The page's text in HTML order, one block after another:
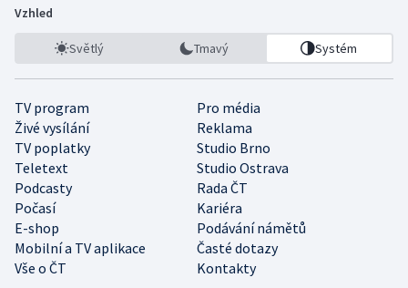
Vzhled
Světlý Tmavý Systém
TV program
Pro média
Živé vysílání
Reklama
TV poplatky
Studio Brno
Teletext
Studio Ostrava
Podcasty
Rada ČT
Počasí
Kariéra
E-shop
Podávání námětů
Mobilní a TV aplikace
Časté dotazy
Vše o ČT
Kontakty